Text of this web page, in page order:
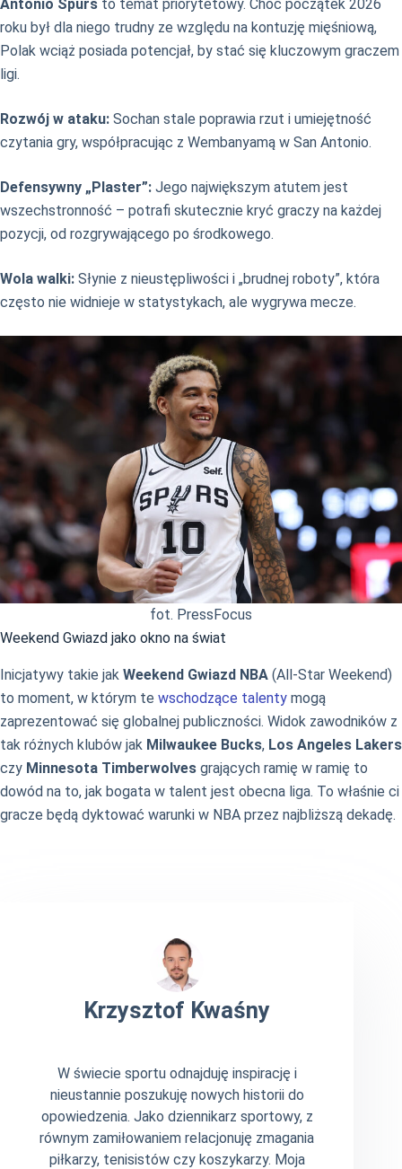
Antonio Spurs to temat priorytetowy. Choć początek 2026
roku był dla niego trudny ze względu na kontuzję mięśniową,
Polak wciąż posiada potencjał, by stać się kluczowym graczem
ligi.
Rozwój w ataku: Sochan stale poprawia rzut i umiejętność
czytania gry, współpracując z Wembanyamą w San Antonio.
Defensywny „Plaster”: Jego największym atutem jest
wszechstronność – potrafi skutecznie kryć graczy na każdej
pozycji, od rozgrywającego po środkowego.
Wola walki: Słynie z nieustępliwości i „brudnej roboty”, która
często nie widnieje w statystykach, ale wygrywa mecze.
fot. PressFocus
Weekend Gwiazd jako okno na świat
Inicjatywy takie jak Weekend Gwiazd NBA (All-Star Weekend)
to moment, w którym te wschodzące talenty mogą
zaprezentować się globalnej publiczności. Widok zawodników z
tak różnych klubów jak Milwaukee Bucks, Los Angeles Lakers
czy Minnesota Timberwolves grających ramię w ramię to
dowód na to, jak bogata w talent jest obecna liga. To właśnie ci
gracze będą dyktować warunki w NBA przez najbliższą dekadę.
Krzysztof Kwaśny
W świecie sportu odnajduję inspirację i
nieustannie poszukuję nowych historii do
opowiedzenia. Jako dziennikarz sportowy, z
równym zamiłowaniem relacjonuję zmagania
piłkarzy, tenisistów czy koszykarzy. Moja